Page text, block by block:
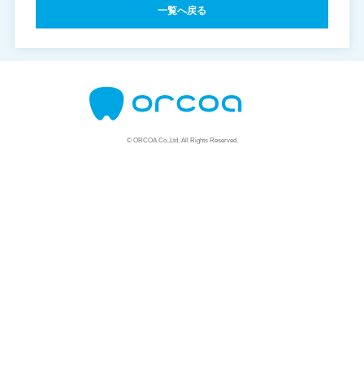
一覧へ戻る
© ORCOA Co.,Ltd. All Rights Reserved.